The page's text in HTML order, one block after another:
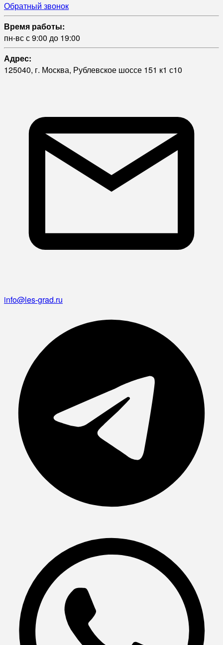
Обратный звонок
Время работы:
пн-вс с 9:00 до 19:00
Адрес:
125040, г. Москва, Рублевское шоссе 151 к1 с10
info@les-grad.ru